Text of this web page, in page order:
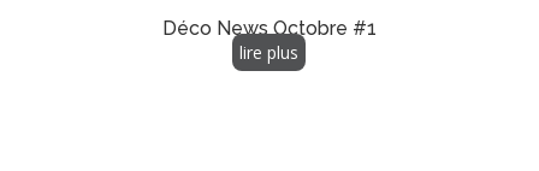
Déco News Octobre #1
lire plus